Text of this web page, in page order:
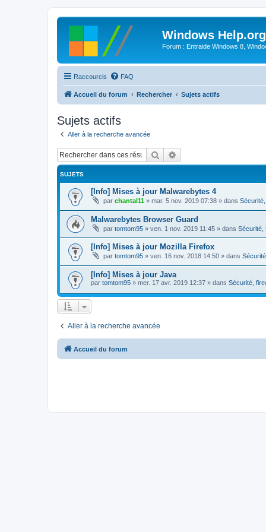
Windows Help.org
Forum : Entraide Windows 8,
Raccourcis FAQ
Accueil du forum Rechercher Sujets actifs
Sujets actifs
Aller à la recherche avancée
Rechercher
SUJETS
[Info] Mises à jour Malwarebytes 4
par chantal11 » mar. 5 nov. 2019 07:38 » dans
Malwarebytes Browser Guard
par tomtom95 » ven. 1 nov. 2019 11:45 » dans Sécurité,
[Info] Mises à jour Mozilla Firefox
par tomtom95 » ven. 16 nov. 2018 14:50 » dans
[Info] Mises à jour Java
par tomtom95 » mer. 17 avr. 2019 12:37 » dans Sécurité,
Aller à la recherche avancée
Accueil du forum